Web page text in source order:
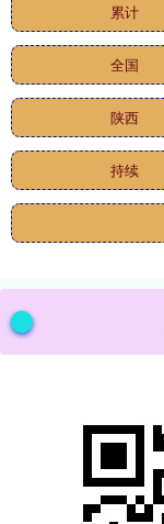
累计
全国
陕西
持续